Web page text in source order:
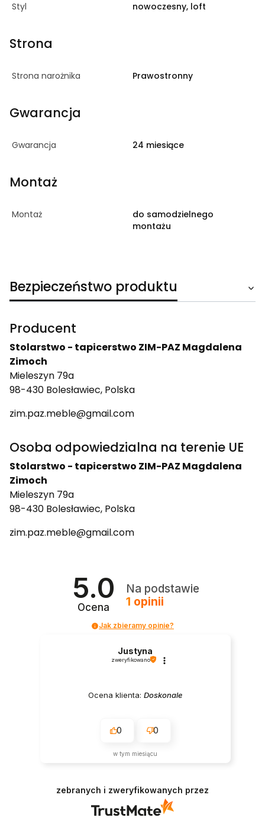
Styl
nowoczesny, loft
Strona
Strona narożnika Prawostronny
Gwarancja
Gwarancja 24 miesiące
Montaż
Montaż
do samodzielnego
montażu
Bezpieczeństwo produktu
Producent
Stolarstwo - tapicerstwo ZIM-PAZ Magdalena
Zimoch
Mieleszyn 79a
98-430 Bolesławiec, Polska
zim.paz.meble@gmail.com
Osoba odpowiedzialna na terenie UE
Stolarstwo - tapicerstwo ZIM-PAZ Magdalena
Zimoch
Mieleszyn 79a
98-430 Bolesławiec, Polska
zim.paz.meble@gmail.com
5.0
Ocena
Na podstawie
1 opinii
Jak zbieramy opinie?
Justyna
zweryfikowano
Ocena klienta: Doskonale
0 0
w tym miesiącu
zebranych i zweryfikowanych przez